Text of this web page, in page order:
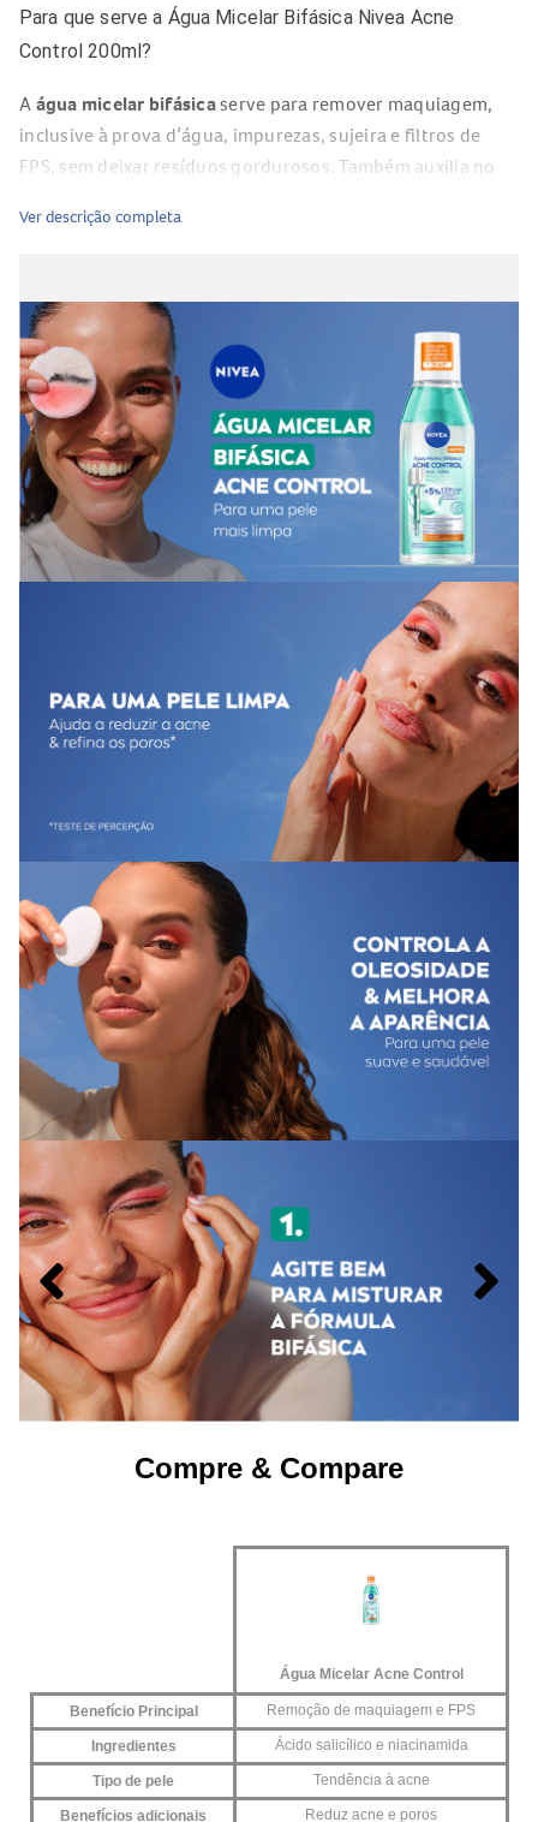
Para que serve a Água Micelar Bifásica Nivea Acne
Control 200ml?
A água micelar bifásicaserve para remover maquiagem,
inclusive à prova d’água, impurezas, sujeira e filtros de
FPS, sem deixar resíduos gordurosos. Também auxilia no
e na prevenção do reaparecimento da acne.
200ml
5% de sérum
Complexo de aminoácidos.
Benefícios da Água Micelar Bifásica Nivea Acne Control
200ml
Remove maquiagem à prova d’água e filtros de FPS;
Promovelimpeza facial suavee eficaz;
Ajuda a controlar a oleosidade da pele;
Auxilia na redução da acne e no refinamento dos poros;
Possui textura leve, sem resíduos gordurosos;
É sem perfume, ideal para pele com tendência à acne.
Modo de uso da Água Micelar Bifásica Nivea Acne Control
200ml
Agite a embalagem para misturar as duas fases. Com o
auxílio de um algodão, aplique suavemente sobre o rosto e
os olhos fechados para remover maquiagem e máscara de
cílios. Não é necessário enxaguar.
Advertências ao uso da Água Micelar Bifásica Nivea Acne
Control 200ml
Produto de uso externo;
Em caso de irritação, suspenda o uso e procure orientação
médica;
Mantenha em local seco e arejado, ao abrigo da luz;
Conserve fora do alcance de crianças;
Não usar em crianças.
Tamanho do produto
AÁgua Micelar Bifásica Nivea Acne Control
disponível em embalagem com 200ml.
Conheça outros produtos relacionados à categoria de
Água Micelarna Panvel Farmácias e encontre tudo o que
precisa para completar sua rotina de limpeza facial!
Ver descrição completa